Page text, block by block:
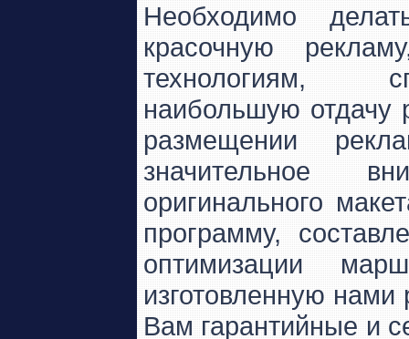
Необходимо
красочную
технологиям,
наибольшую отдачу
размещении
значительное
оригинального
программу,
оптимизации
изготовленную
Вам гарантийные и